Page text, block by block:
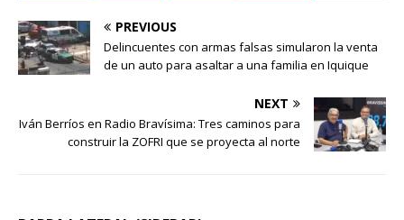
PREVIOUS
Delincuentes con armas falsas simularon la venta
de un auto para asaltar a una familia en Iquique
NEXT
Iván Berríos en Radio Bravísima: Tres caminos para
construir la ZOFRI que se proyecta al norte